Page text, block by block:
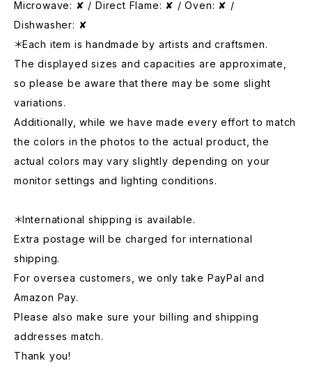
Microwave: ✘ / Direct Flame: ✘ / Oven: ✘ /
Dishwasher: ✘
＊Each item is handmade by artists and craftsmen.
The displayed sizes and capacities are approximate,
so please be aware that there may be some slight
variations.
Additionally, while we have made every effort to match
the colors in the photos to the actual product, the
actual colors may vary slightly depending on your
monitor settings and lighting conditions.
＊International shipping is available.
Extra postage will be charged for international
shipping.
For oversea customers, we only take PayPal and
Amazon Pay.
Please also make sure your billing and shipping
addresses match.
Thank you!